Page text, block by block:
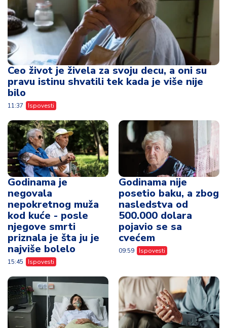
Ceo život je živela za svoju decu, a oni su
pravu istinu shvatili tek kada je više nije
bilo
11:37 Ispovesti
Godinama je
negovala
nepokretnog muža
kod kuće - posle
njegove smrti
priznala je šta ju je
najviše bolelo
15:45 Ispovesti
Godinama nije
posetio baku, a zbog
nasledstva od
500.000 dolara
pojavio se sa
cvećem
09:59 Ispovesti